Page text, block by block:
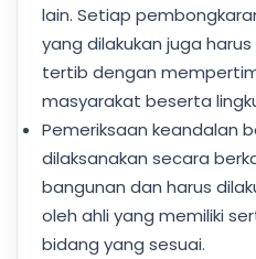
lain. Setiap
yang dilakukan juga
tertib dengan
masyarakat beserta
Pemeriksaan keandalan
dilaksanakan secara
bangunan dan harus
oleh ahli yang memiliki
bidang yang sesuai.